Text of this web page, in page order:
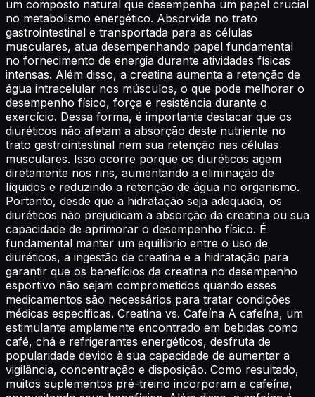
um composto natural que desempenha um papel crucial
no metabolismo energético. Absorvida no trato
gastrointestinal e transportada para as células
musculares, atua desempenhando papel fundamental
no fornecimento de energia durante atividades físicas
intensas. Além disso, a creatina aumenta a retenção de
água intracelular nos músculos, o que pode melhorar o
desempenho físico, força e resistência durante o
exercício. Dessa forma, é importante destacar que os
diuréticos não afetam a absorção deste nutriente no
trato gastrointestinal nem sua retenção nas células
musculares. Isso ocorre porque os diuréticos agem
diretamente nos rins, aumentando a eliminação de
líquidos e reduzindo a retenção de água no organismo.
Portanto, desde que a hidratação seja adequada, os
diuréticos não prejudicam a absorção da creatina ou sua
capacidade de aprimorar o desempenho físico. É
fundamental manter um equilíbrio entre o uso de
diuréticos, a ingestão de creatina e a hidratação para
garantir que os benefícios da creatina no desempenho
esportivo não sejam comprometidos quando esses
medicamentos são necessários para tratar condições
médicas específicas. Creatina vs. Cafeína A cafeína, um
estimulante amplamente encontrado em bebidas como
café, chá e refrigerantes energéticos, desfruta de
popularidade devido à sua capacidade de aumentar a
vigilância, concentração e disposição. Como resultado,
muitos suplementos pré-treino incorporam a cafeína,